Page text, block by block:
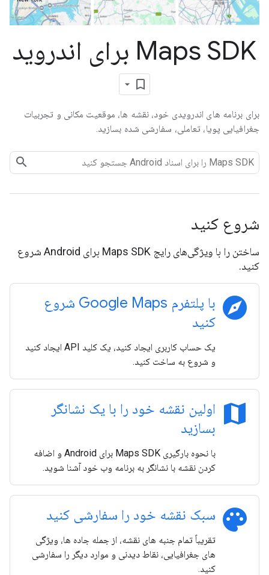
Maps SDK برای اندروید
برای برنامه های اندرویدی خود، نقشه ها، موقعیت مکانی و تجربیات
جغرافیایی پویا، تعاملی، سفارشی شده بسازید.
شروع کنید
ساختن را با ویژگی‌های رایج Maps SDK برای Android شروع
کنید.
explore
با پلتفرم Google Maps شروع
کنید
یک حساب کاربری ایجاد کنید، یک کلید API ایجاد کنید
و شروع به ساخت کنید.
map اولین نقشه خود را با یک نشانگر
بسازید
با نحوه بارگیری Maps SDK برای Android و اضافه
کردن نقشه با نشانگر به برنامه وب خود آشنا شوید.
palette سبک نقشه خود را سفارشی کنید
تقریباً تمام جنبه های نقشه، از جمله جاده ها، ویژگی
های جغرافیایی، نقاط دیدنی و موارد دیگر را سفارشی
کنید.